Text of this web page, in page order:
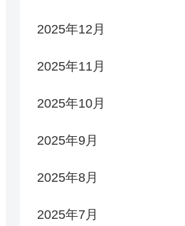
2025年12月
2025年11月
2025年10月
2025年9月
2025年8月
2025年7月